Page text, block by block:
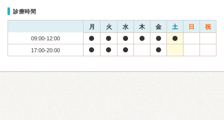
診療時間
月 火 水 木 金 土 日 祝
09:00-12:00
17:00-20:00